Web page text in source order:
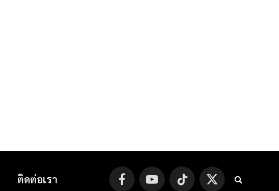
ติดต่อเรา FacebookYouTube TikTok
X